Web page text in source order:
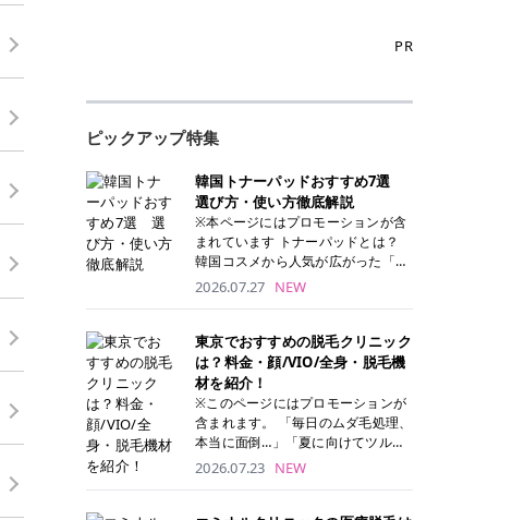
PR
ピックアップ特集
韓国トナーパッドおすすめ7選
選び方・使い方徹底解説
※本ページにはプロモーションが含
まれています トナーパッドとは？
韓国コスメから人気が広がった「ト
ナーパッド」は、化粧水や美容液を
トナーパッドは洗顔後に肌をやさし
く拭き取ることで、古い角質や余分
な皮脂汚れをオフしながら、うるお
いを与えられるのが特徴✨ さらに、
気になる部分には数分のせて部分用
パックとしても使用できるため、1
両方を叶えられます。 韓国コスメブ
ランドを中心に人気を集めていまし
たが、現在では日本でも定番のスキ
2026.07.27 NEW
東京でおすすめの脱毛クリニック
は？料金・顔/VIO/全身・脱毛機
材を紹介！
※このページにはプロモーションが
含まれます。 「毎日のムダ毛処理、
本当に面倒…」「夏に向けてツルツ
ル肌になりたい！」 そう思って東京
2026.07.23 NEW